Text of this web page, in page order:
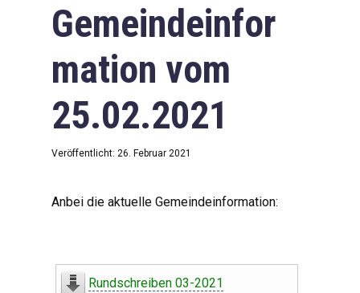
Downloads
Impressum
Datenschutzerklärung
Gemeindeinfor
mation vom
25.02.2021
Veröffentlicht: 26. Februar 2021
Anbei die aktuelle Gemeindeinformation:
Rundschreiben 03-2021